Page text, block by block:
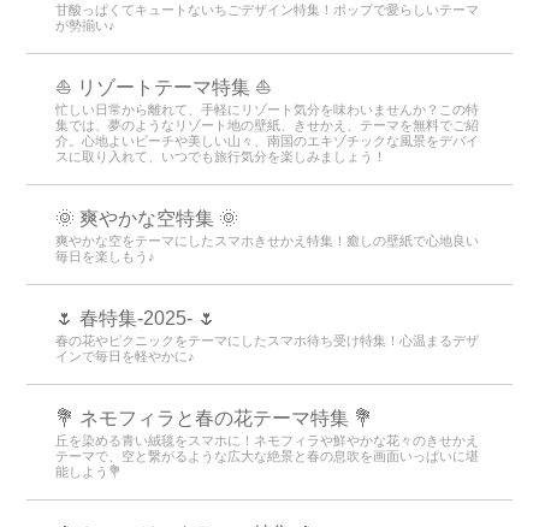
甘酸っぱくてキュートないちごデザイン特集！ポップで愛らしいテーマ
が勢揃い♪
⛵ リゾートテーマ特集 ⛵
忙しい日常から離れて、手軽にリゾート気分を味わいませんか？この特
集では、夢のようなリゾート地の壁紙、きせかえ、テーマを無料でご紹
介。心地よいビーチや美しい山々、南国のエキゾチックな風景をデバイ
スに取り入れて、いつでも旅行気分を楽しみましょう！
🌞 爽やかな空特集 🌞
爽やかな空をテーマにしたスマホきせかえ特集！癒しの壁紙で心地良い
毎日を楽しもう♪
🌷 春特集-2025- 🌷
春の花やピクニックをテーマにしたスマホ待ち受け特集！心温まるデザ
インで毎日を軽やかに♪
💐 ネモフィラと春の花テーマ特集 💐
丘を染める青い絨毯をスマホに！ネモフィラや鮮やかな花々のきせかえ
テーマで、空と繋がるような広大な絶景と春の息吹を画面いっぱいに堪
能しよう💐